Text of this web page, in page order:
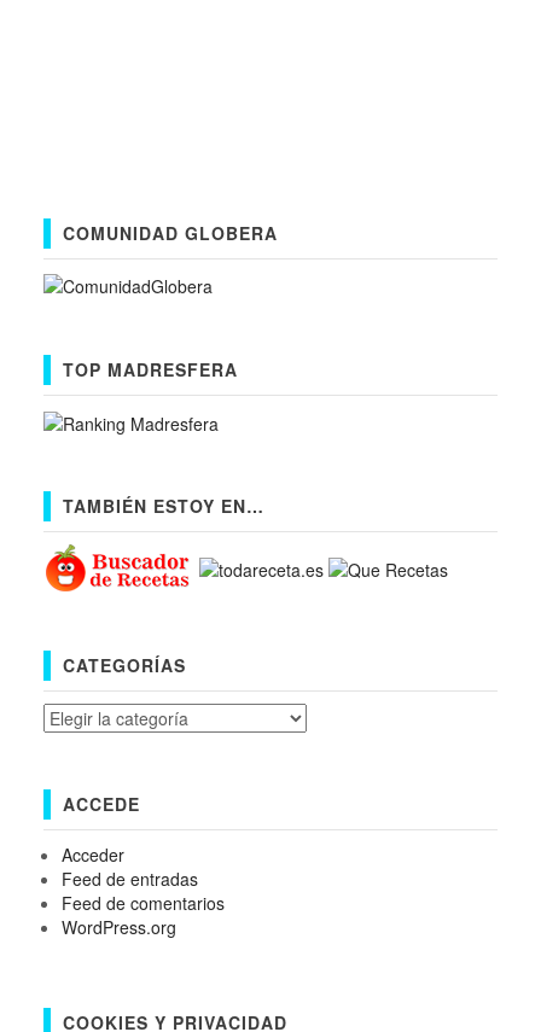
COMUNIDAD GLOBERA
TOP MADRESFERA
TAMBIÉN ESTOY EN…
CATEGORÍAS
Categorías
ACCEDE
Acceder
Feed de entradas
Feed de comentarios
WordPress.org
COOKIES Y PRIVACIDAD